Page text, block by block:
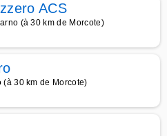
ACS
(à 30 km de Morcote)
30 km de Morcote)